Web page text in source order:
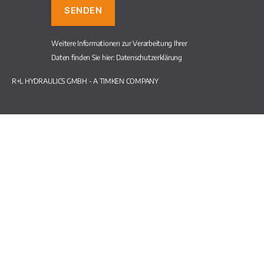
Weitere Informationen zur Verarbeitung Ihrer
Daten finden Sie hier: Datenschutzerklärung
R+L HYDRAULICS GMBH - A TIMKEN COMPANY